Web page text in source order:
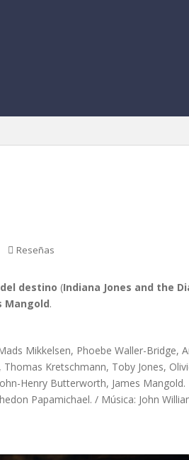
Reseñas
destino (Indiana Jones and the
Mangold.
Mikkelsen, Phoebe Waller-Bridge,
Kretschmann, Toby Jones,
Henry Butterworth, James
Papamichael. / Música: John